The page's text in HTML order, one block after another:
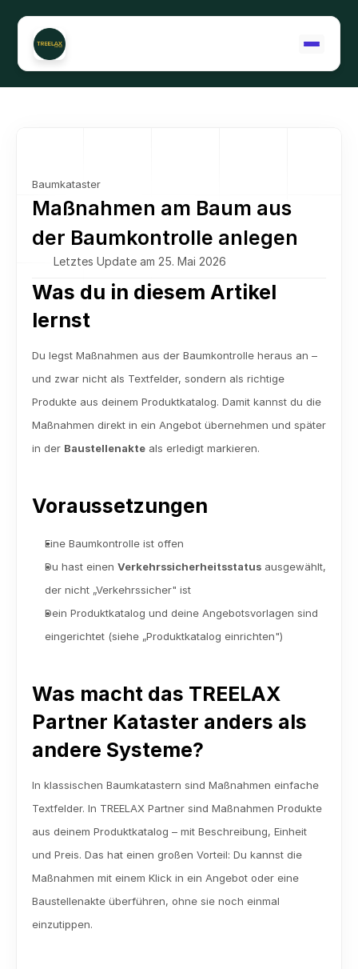
Support kontaktieren
Baumkataster
Maßnahmen am Baum aus
der Baumkontrolle anlegen
Letztes Update am 25. Mai 2026
Was du in diesem Artikel
lernst
Du legst Maßnahmen aus der Baumkontrolle heraus an –
und zwar nicht als Textfelder, sondern als richtige
Produkte aus deinem Produktkatalog. Damit kannst du die
Maßnahmen direkt in ein Angebot übernehmen und später
in der Baustellenakte als erledigt markieren.
Voraussetzungen
Eine Baumkontrolle ist offen
Du hast einen Verkehrssicherheitsstatus ausgewählt,
der nicht „Verkehrssicher" ist
Dein Produktkatalog und deine Angebotsvorlagen sind
eingerichtet (siehe „Produktkatalog einrichten")
Was macht das TREELAX
Partner Kataster anders als
andere Systeme?
In klassischen Baumkatastern sind Maßnahmen einfache
Textfelder. In TREELAX Partner sind Maßnahmen Produkte
aus deinem Produktkatalog – mit Beschreibung, Einheit
und Preis. Das hat einen großen Vorteil: Du kannst die
Maßnahmen mit einem Klick in ein Angebot oder eine
Baustellenakte überführen, ohne sie noch einmal
einzutippen.